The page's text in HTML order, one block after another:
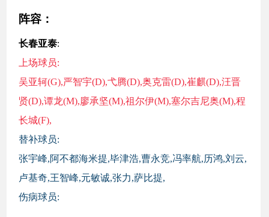
阵容：
长春亚泰:
上场球员:
吴亚轲(G),严智宇(D),弋腾(D),奥克雷(D),崔麒(D),汪晋
贤(D),谭龙(M),廖承坚(M),祖尔伊(M),塞尔吉尼奥(M),程
长城(F),
替补球员:
张宇峰,阿不都海米提,毕津浩,曹永竞,冯率航,历鸿,刘云,
卢基奇,王智峰,元敏诚,张力,萨比提,
伤病球员: